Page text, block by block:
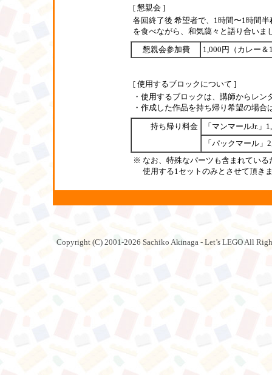
[ 懇親会 ]
各回終了後 希望者で、1時間〜1時間
を食べながら、和気藹々と語り合いま
懇親会参加費
1,000円（カレー＆
[ 使用するブロックについて ]
・使用するブロックは、講師からレ
・作成した作品を持ち帰り希望の場
持ち帰り料金
「マンマールJr.
「パックマール
※ なお、特殊なパーツも含まれてい
使用する1セットのみとさせて頂き
Copyright (C) 2001-2026 Sachiko Akinaga - Let’s LEGO All